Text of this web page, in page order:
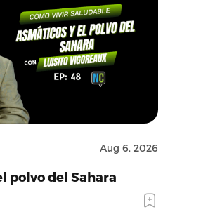
Aug 6, 2026
polvo del Sahara